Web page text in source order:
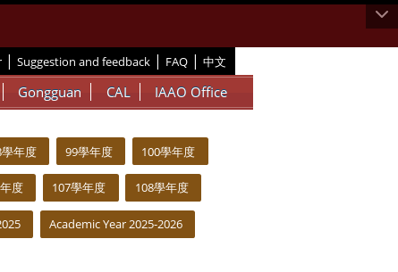
| Suggestion and feedback | FAQ | 中文
Gongguan CAL IAAO Office
年度 99學年度 100學年度
度 107學年度 108學年度
Academic Year 2025-2026